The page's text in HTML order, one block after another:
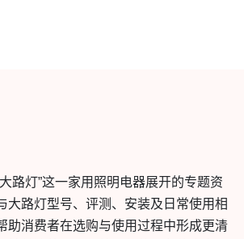
路灯”这一家用照明电器展开的专题资
大路灯型号、评测、安装及日常使用相
助消费者在选购与使用过程中形成更清